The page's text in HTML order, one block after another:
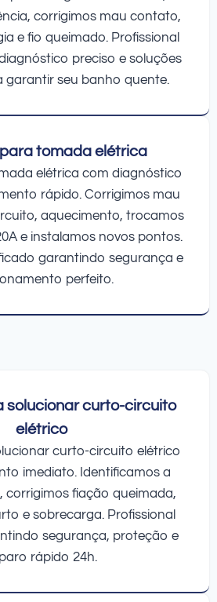
corrigimos mau contato,
e fio queimado. Profissional
preciso e soluções
garantir seu banho quente.
tomada elétrica
elétrica com diagnóstico
rápido. Corrigimos mau
aquecimento, trocamos
e instalamos novos pontos.
garantindo segurança e
perfeito.
solucionar curto-circuito
elétrico
curto-circuito elétrico
imediato. Identificamos a
corrigimos fiação queimada,
e sobrecarga. Profissional
segurança, proteção e
rápido 24h.